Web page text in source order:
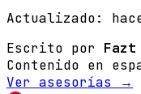
Actualizado:
Escrito por Fazt
Contenido en
Ver asesorías →